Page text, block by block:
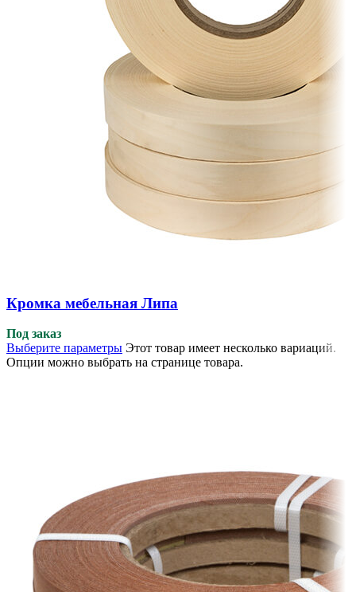
Кромка мебельная Липа
Под заказ
Выберите параметры Этот товар имеет несколько вариаций.
Опции можно выбрать на странице товара.